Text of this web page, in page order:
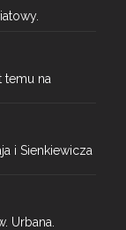
temu na
i Sienkiewicza
Urbana.